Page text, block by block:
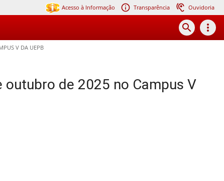
Acesso à Informação Transparência Ouvidoria
search more_vert
V DA UEPB
outubro de 2025 no Campus V